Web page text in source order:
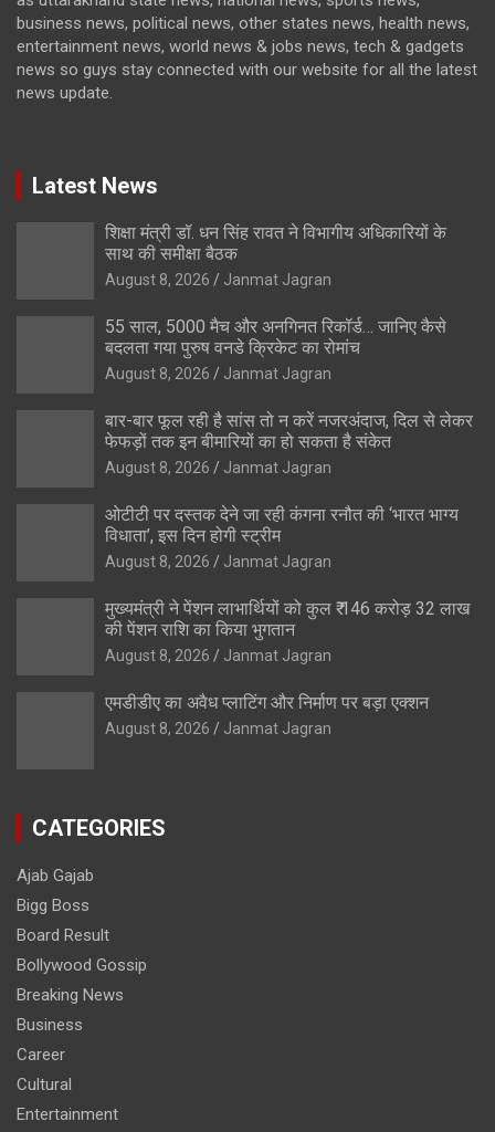
business news, political news, other states news, health news,
entertainment news, world news & jobs news, tech & gadgets
news so guys stay connected with our website for all the latest
news update.
Latest News
शिक्षा मंत्री डॉ. धन सिंह रावत ने विभागीय अधिकारियों के
साथ की समीक्षा बैठक
August 8, 2026 Janmat Jagran
55 साल, 5000 मैच और अनगिनत रिकॉर्ड… जानिए कैसे
बदलता गया पुरुष वनडे क्रिकेट का रोमांच
August 8, 2026 Janmat Jagran
बार-बार फूल रही है सांस तो न करें नजरअंदाज, दिल से लेकर
फेफड़ों तक इन बीमारियों का हो सकता है संकेत
August 8, 2026 Janmat Jagran
ओटीटी पर दस्तक देने जा रही कंगना रनौत की ‘भारत भाग्य
विधाता’, इस दिन होगी स्ट्रीम
August 8, 2026 Janmat Jagran
मुख्यमंत्री ने पेंशन लाभार्थियों को कुल ₹ 146 करोड़ 32 लाख
की पेंशन राशि का किया भुगतान
August 8, 2026 Janmat Jagran
एमडीडीए का अवैध प्लाटिंग और निर्माण पर बड़ा एक्शन
August 8, 2026 Janmat Jagran
CATEGORIES
Ajab Gajab
Bigg Boss
Board Result
Bollywood Gossip
Breaking News
Business
Career
Cultural
Entertainment